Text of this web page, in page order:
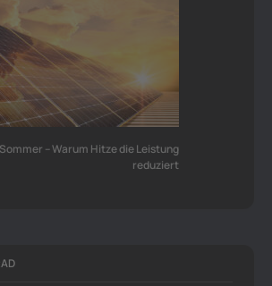
– Warum Hitze die Leistung
reduziert